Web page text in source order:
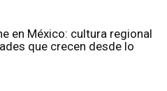
en México: cultura regional
que crecen desde lo